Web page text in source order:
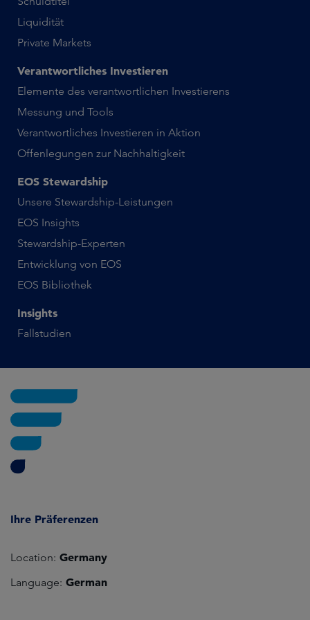
Liquidität
Private Markets
Verantwortliches Investieren
Elemente des verantwortlichen Investierens
Messung und Tools
Verantwortliches Investieren in Aktion
Offenlegungen zur Nachhaltigkeit
EOS Stewardship
Unsere Stewardship-Leistungen
EOS Insights
Stewardship-Experten
Entwicklung von EOS
EOS Bibliothek
Insights
Fallstudien
Ihre Präferenzen
Location: Germany
Language: German